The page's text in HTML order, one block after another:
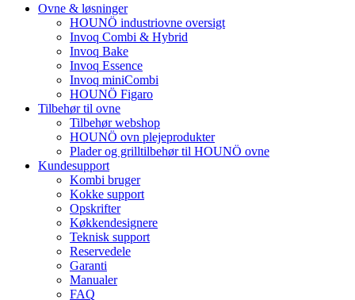
Ovne & løsninger
HOUNÖ industriovne oversigt
Invoq Combi & Hybrid
Invoq Bake
Invoq Essence
Invoq miniCombi
HOUNÖ Figaro
Tilbehør til ovne
Tilbehør webshop
HOUNÖ ovn plejeprodukter
Plader og grilltilbehør til HOUNÖ ovne
Kundesupport
Kombi bruger
Kokke support
Opskrifter
Køkkendesignere
Teknisk support
Reservedele
Garanti
Manualer
FAQ